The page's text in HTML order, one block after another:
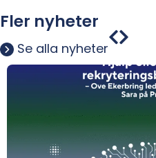
Fler nyheter
Se alla nyheter